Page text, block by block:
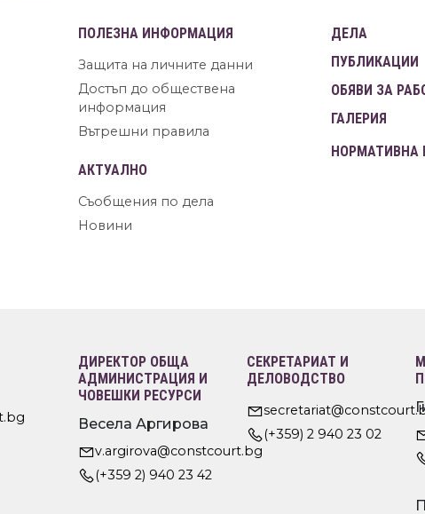
ПОЛЕЗНА ИНФОРМАЦИЯ
Защита на личните данни
Достъп до обществена
информация
Вътрешни правила
АКТУАЛНО
Съобщения по дела
Новини
ДЕЛА
ПУБЛИКАЦИИ
ОБЯВИ ЗА
ГАЛЕРИЯ
НОРМАТИВНА
ДИРЕКТОР ОБЩА
АДМИНИСТРАЦИЯ И
ЧОВЕШКИ РЕСУРСИ
Весела Аргирова
v.argirova@constcourt.bg
(+359 2) 940 23 42
СЕКРЕТАРИАТ И
ДЕЛОВОДСТВО
(+359) 2 940 23 02